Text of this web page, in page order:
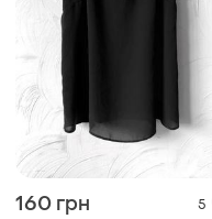
160 грн
ASOS
Топ asos
34 / XS / 42 і ще 1